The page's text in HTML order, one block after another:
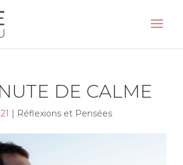
DE CALME
| Réflexions et Pensées